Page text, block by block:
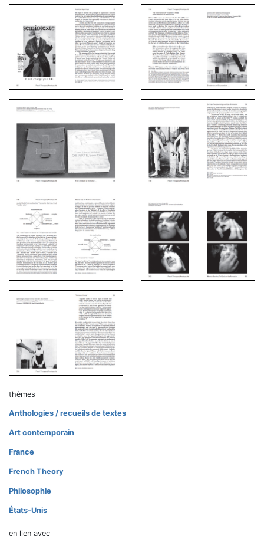
thèmes
Anthologies / recueils de textes
Art contemporain
France
French Theory
Philosophie
États-Unis
en lien avec